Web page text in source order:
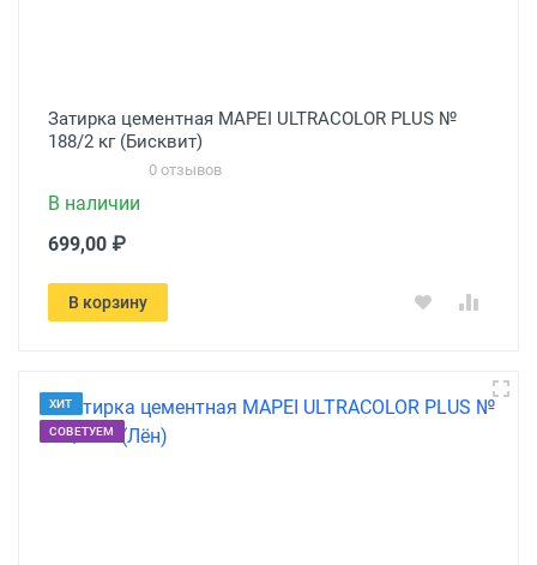
Затирка цементная MAPEI ULTRACOLOR PLUS №
188/2 кг (Бисквит)
0 отзывов
В наличии
699,00 ₽
В корзину
ХИТ
СОВЕТУЕМ